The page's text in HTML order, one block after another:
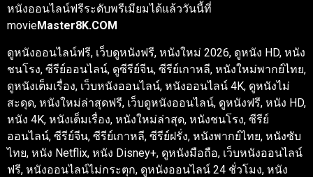
หนังออนไลน์ฟรีระดับพรีเมียมได้แล้ววันนี้ที่
movieMaster8K.COM
ดูหนังออนไลน์ฟรี, เว็บดูหนังฟรี, หนังใหม่ 2026, ดูหนัง HD, หนัง
ชนโรง, ซีรีย์ออนไลน์, ดูซีรีย์จีน, ซีรีย์เกาหลี, หนังใหม่พากย์ไทย,
ดูหนังเต็มเรื่อง, เว็บหนังออนไลน์, หนังออนไลน์ 4K, ดูหนังไม่
สะดุด, หนังใหม่ล่าสุดฟรี, เว็บดูหนังออนไลน์, ดูหนังฟรี, หนัง HD,
หนัง 4K, หนังเต็มเรื่อง, หนังใหม่ล่าสุด, หนังชนโรง, ซีรีย์
ออนไลน์, ซีรีย์จีน, ซีรีย์เกาหลี, ซีรีย์ฝรั่ง, หนังพากย์ไทย, หนังซับ
ไทย, หนัง Netflix, หนัง Disney+, ดูหนังมือถือ, เว็บหนังออนไลน์
ฟรี, หนังออนไลน์ไม่กระตุก, ดูหนังออนไลน์ 24 ชั่วโมง, หนัง